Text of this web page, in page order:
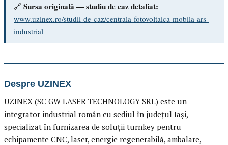
🔗 Sursa originală — studiu de caz detaliat:
www.uzinex.ro/studii-de-caz/centrala-fotovoltaica-mobila-ars-
industrial
Despre UZINEX
UZINEX (SC GW LASER TECHNOLOGY SRL) este un
integrator industrial român cu sediul în județul Iași,
specializat în furnizarea de soluții turnkey pentru
echipamente CNC, laser, energie regenerabilă, ambalare,